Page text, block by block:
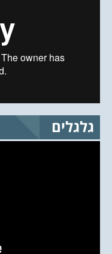
גלגלים